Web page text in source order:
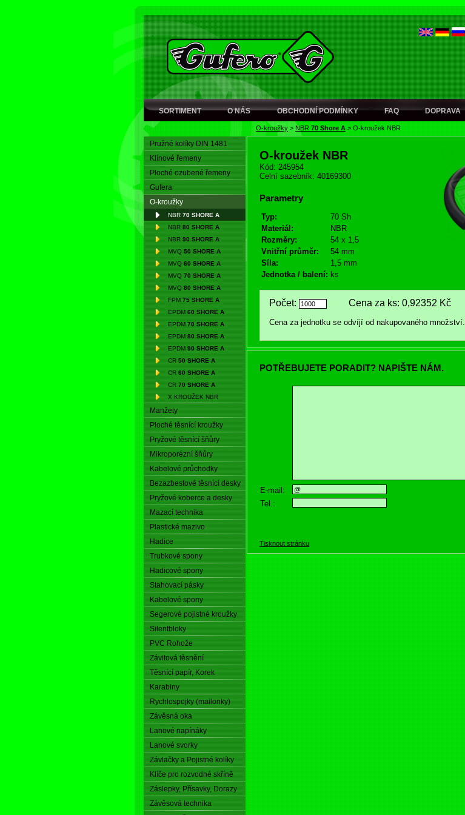
SORTIMENT O NÁS OBCHODNÍ PODMÍNKY FAQ DOPRAVA
O-kroužky > NBR 70 Shore A > O-kroužek NBR
Pružné kolíky DIN 1481
Klínové řemeny
Ploché ozubené řemeny
Gufera
O-kroužky
NBR 70 SHORE A
NBR 80 SHORE A
NBR 90 SHORE A
MVQ 50 SHORE A
MVQ 60 SHORE A
MVQ 70 SHORE A
MVQ 80 SHORE A
FPM 75 SHORE A
EPDM 60 SHORE A
EPDM 70 SHORE A
EPDM 80 SHORE A
EPDM 90 SHORE A
CR 50 SHORE A
CR 60 SHORE A
CR 70 SHORE A
X KROUŽEK NBR
Manžety
Ploché těsnící kroužky
Pryžové těsnící šňůry
Mikroporézní šňůry
Kabelové průchodky
Bezazbestové těsnící desky
Pryžové koberce a desky
Mazací technika
Plastické mazivo
Hadice
Trubkové spony
Hadicové spony
Stahovací pásky
Kabelové spony
Segerové pojistné kroužky
Silentbloky
PVC Rohože
Závitová těsnění
Těsnící papír, Korek
Karabiny
Rychlospojky (mailonky)
Závěsná oka
Lanové napínáky
Lanové svorky
Závlačky a Pojistné kolíky
Klíče pro rozvodné skříně
Záslepky, Přísavky, Dorazy
Závěsová technika
O-kroužek NBR
Kód: 245954
Celní sazebník: 40169300
Parametry
Typ:
70 Sh
Materiál:
NBR
Rozměry:
54 x 1,5
Vnitřní průměr:
54 mm
Síla:
1,5 mm
Jednotka / balení: ks
Počet: Cena za ks: 0,92352 Kč
Cena za jednotku se odvíjí od nakupovaného množství.
POTŘEBUJETE PORADIT? NAPIŠTE NÁM.
E-mail:
Tel.:
Tisknout stránku